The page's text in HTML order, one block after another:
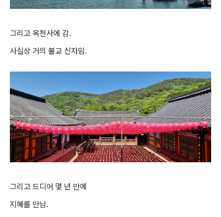
그리고 옥천사에 감.
사실상 거의 불교 신자임.
그리고 드디어 몇 년 만에
지혜를 만남.